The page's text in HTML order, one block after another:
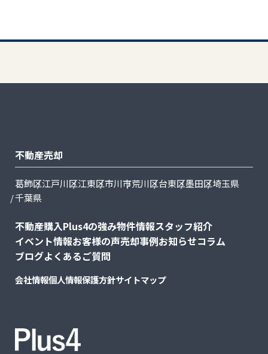
不動産売却
葛飾区江戸川区江東区市川市荒川区台東区墨田区埼玉県
千葉県
不動産購入Plus4の強み物件情報スタッフ紹介
イベント情報お客様の声売却事例お知らせコラム
ブログよくあるご質問
会社情報個人情報保護方針サイトマップ